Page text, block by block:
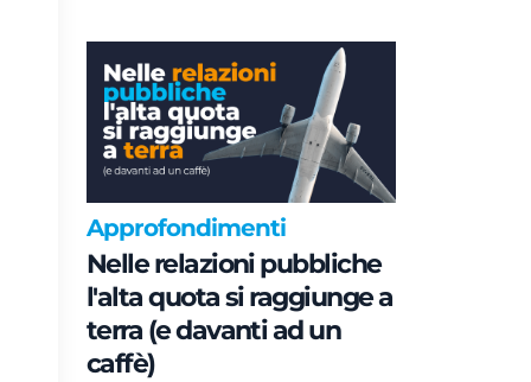
Approfondimenti
Nelle relazioni pubbliche
l'alta quota si raggiunge a
terra (e davanti ad un
caffè)